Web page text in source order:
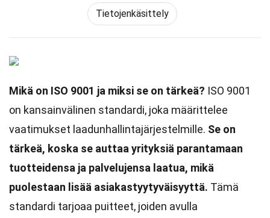
Tietojenkäsittely
Mikä on ISO 9001 ja miksi se on tärkeä? ISO 9001
on kansainvälinen standardi, joka määrittelee
vaatimukset laadunhallintajärjestelmille. Se on
tärkeä, koska se auttaa yrityksiä parantamaan
tuotteidensa ja palvelujensa laatua, mikä
puolestaan lisää asiakastyytyväisyyttä. Tämä
standardi tarjoaa puitteet, joiden avulla